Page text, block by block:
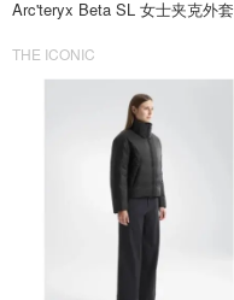
Arc'teryx Beta SL 女士夹克外套
THE ICONIC